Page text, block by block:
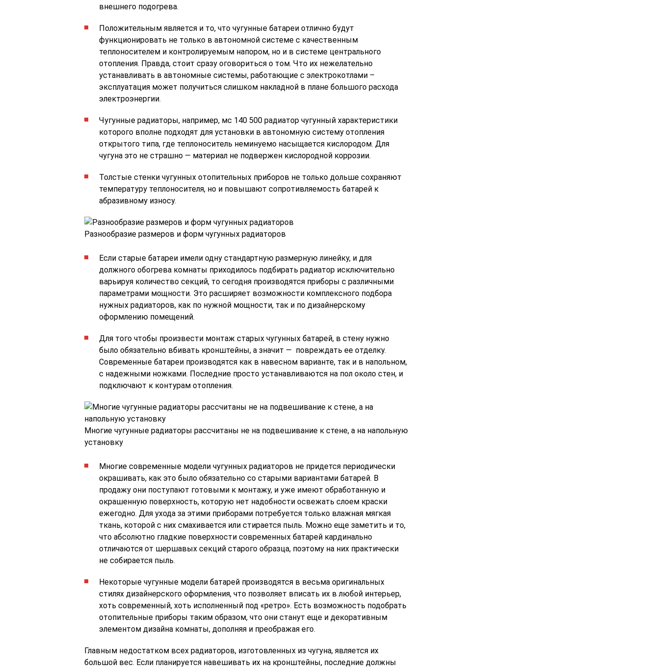
внешнего подогрева.
Положительным является и то, что чугунные батареи отлично будут
функционировать не только в автономной системе с качественным
теплоносителем и контролируемым напором, но и в системе центрального
отопления. Правда, стоит сразу оговориться о том. Что их нежелательно
устанавливать в автономные системы, работающие с электрокотлами –
эксплуатация может получиться слишком накладной в плане большого расхода
электроэнергии.
Чугунные радиаторы, например, мс 140 500 радиатор чугунный характеристики
которого вполне подходят для установки в автономную систему отопления
открытого типа, где теплоноситель неминуемо насыщается кислородом. Для
чугуна это не страшно — материал не подвержен кислородной коррозии.
Толстые стенки чугунных отопительных приборов не только дольше сохраняют
температуру теплоносителя, но и повышают сопротивляемость батарей к
абразивному износу.
Разнообразие размеров и форм чугунных радиаторов
Если старые батареи имели одну стандартную размерную линейку, и для
должного обогрева комнаты приходилось подбирать радиатор исключительно
варьируя количество секций, то сегодня производятся приборы с различными
параметрами мощности. Это расширяет возможности комплексного подбора
нужных радиаторов, как по нужной мощности, так и по дизайнерскому
оформлению помещений.
Для того чтобы произвести монтаж старых чугунных батарей, в стену нужно
было обязательно вбивать кронштейны, а значит — повреждать ее отделку.
Современные батареи производятся как в навесном варианте, так и в напольном,
с надежными ножками. Последние просто устанавливаются на пол около стен, и
подключают к контурам отопления.
Многие чугунные радиаторы рассчитаны не на подвешивание к стене, а на напольную
установку
Многие современные модели чугунных радиаторов не придется периодически
окрашивать, как это было обязательно со старыми вариантами батарей. В
продажу они поступают готовыми к монтажу, и уже имеют обработанную и
окрашенную поверхность, которую нет надобности освежать слоем краски
ежегодно. Для ухода за этими приборами потребуется только влажная мягкая
ткань, которой с них смахивается или стирается пыль. Можно еще заметить и то,
что абсолютно гладкие поверхности современных батарей кардинально
отличаются от шершавых секций старого образца, поэтому на них практически
не собирается пыль.
Некоторые чугунные модели батарей производятся в весьма оригинальных
стилях дизайнерского оформления, что позволяет вписать их в любой интерьер,
хоть современный, хоть исполненный под «ретро». Есть возможность подобрать
отопительные приборы таким образом, что они станут еще и декоративным
элементом дизайна комнаты, дополняя и преображая его.
Главным недостатком всех радиаторов, изготовленных из чугуна, является их
большой вес. Если планируется навешивать их на кронштейны, последние должны